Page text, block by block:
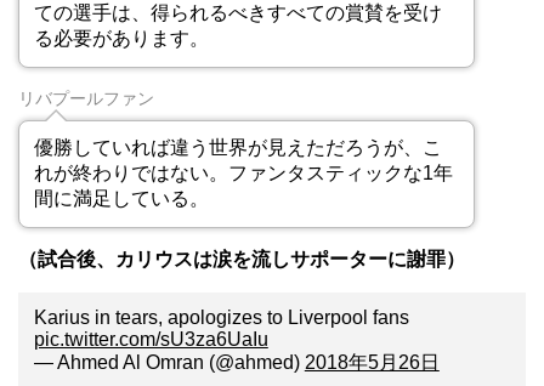
ての選手は、得られるべきすべての賞賛を受け
る必要があります。
リバプールファン
優勝していれば違う世界が見えただろうが、こ
れが終わりではない。ファンタスティックな1年
間に満足している。
（試合後、カリウスは涙を流しサポーターに謝罪）
Karius in tears, apologizes to Liverpool fans
pic.twitter.com/sU3za6UaIu
— Ahmed Al Omran (@ahmed) 2018年5月26日